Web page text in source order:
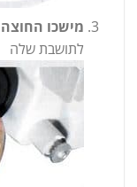
מישכו
לתושבת שלה